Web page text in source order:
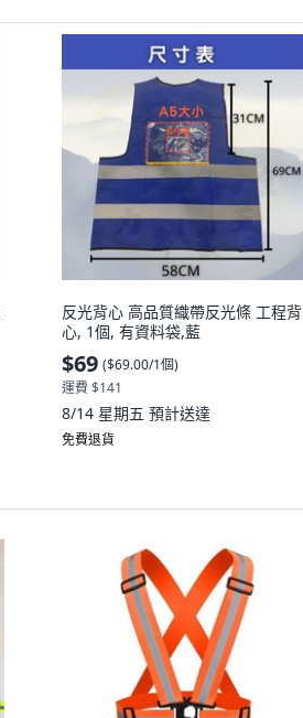
反光背心 高品質織帶反光條 工程背
心, 1個, 有資料袋,藍
$69 ($69.00/1個)
運費 $141
8/14 星期五 預計送達
免費退貨